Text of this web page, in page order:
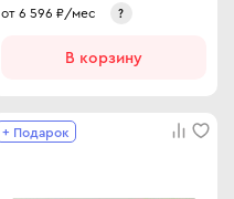
от 6 596 ₽/мес ?
В корзину
+ Подарок